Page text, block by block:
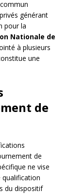
générant
pour la
Nationale de
à plusieurs
une
de
de
ne vise
du dispositif